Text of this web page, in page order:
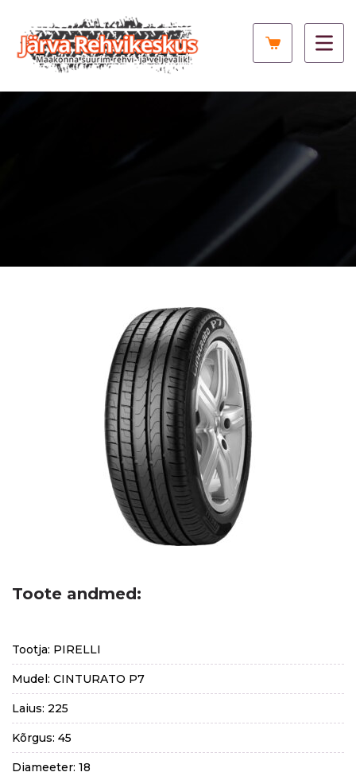
Toote andmed:
Tootja: PIRELLI
Mudel: CINTURATO P7
Laius: 225
Kõrgus: 45
Diameeter: 18